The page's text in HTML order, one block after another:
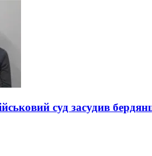
суд засудив